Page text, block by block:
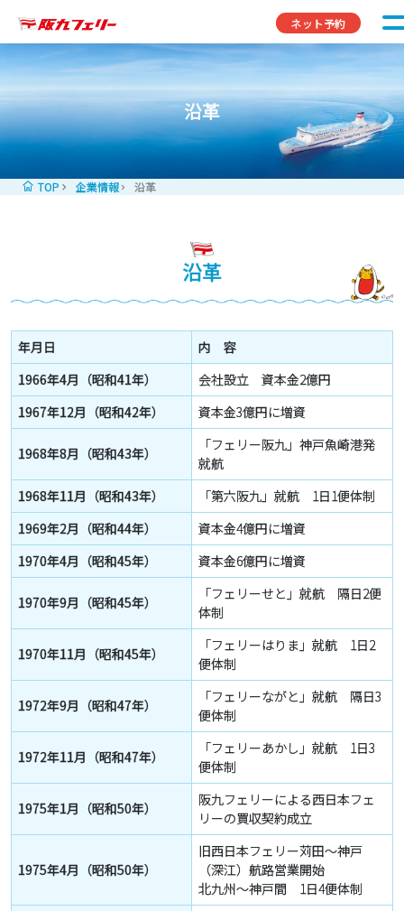
ネット予約
沿革
TOP 企業情報 沿革
沿革
年月日
内 容
1966年4月（昭和41年）
会社設立 資本金2億円
1967年12月（昭和42年）
資本金3億円に増資
1968年8月（昭和43年）
「フェリー阪九」神戸魚崎港発
就航
1968年11月（昭和43年）
「第六阪九」就航 1日1便体制
1969年2月（昭和44年）
資本金4億円に増資
1970年4月（昭和45年）
資本金6億円に増資
1970年9月（昭和45年）
「フェリーせと」就航 隔日2便
体制
1970年11月（昭和45年）
「フェリーはりま」就航 1日2
便体制
1972年9月（昭和47年）
「フェリーながと」就航 隔日3
便体制
1972年11月（昭和47年）
「フェリーあかし」就航 1日3
便体制
1975年1月（昭和50年）
阪九フェリーによる西日本フェ
リーの買収契約成立
1975年4月（昭和50年）
旧西日本フェリー苅田～神戸
（深江）航路営業開始
北九州～神戸間 1日4便体制